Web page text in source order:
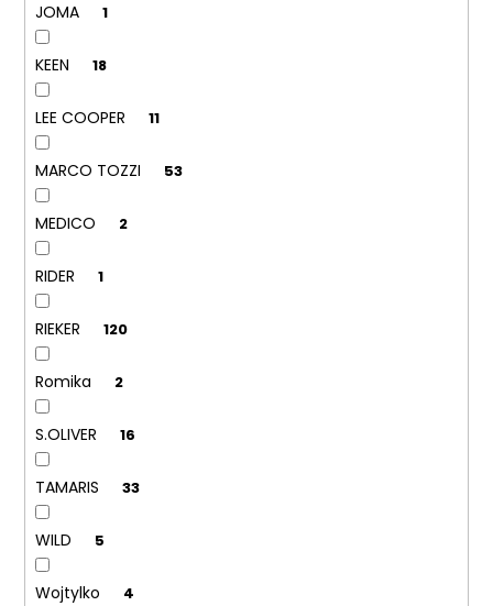
JOMA 1
KEEN 18
LEE COOPER 11
MARCO TOZZI 53
MEDICO 2
RIDER 1
RIEKER 120
Romika 2
S.OLIVER 16
TAMARIS 33
WILD 5
Wojtylko 4
KORKOVÝ
NAZOUVÁK
JEDNOPÁSKOVÝ
215201
KORKÁČ
599
Kč
Původně:
699
Kč